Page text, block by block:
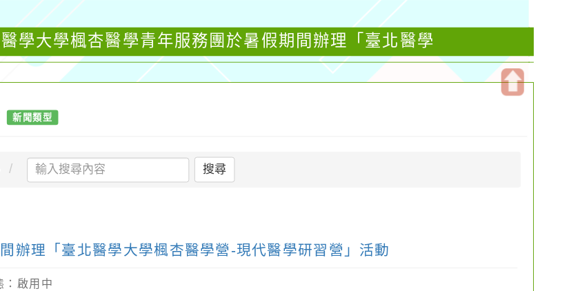
學大學楓杏醫學青年服務團於暑假期間辦理「臺北醫學
新聞類型
搜尋
辦理「臺北醫學大學楓杏醫學營-現代醫學研習營」活動
啟用中